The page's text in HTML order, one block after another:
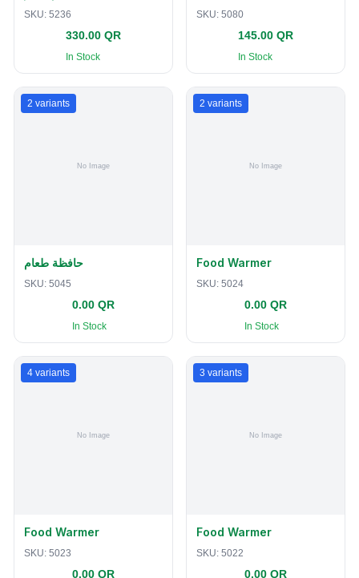
SKU: 5236
330.00 QR
In Stock
SKU: 5080
145.00 QR
In Stock
2 variants
حافظة طعام
SKU: 5045
0.00 QR
In Stock
2 variants
Food Warmer
SKU: 5024
0.00 QR
In Stock
4 variants
Food Warmer
SKU: 5023
0.00 QR
3 variants
Food Warmer
SKU: 5022
0.00 QR